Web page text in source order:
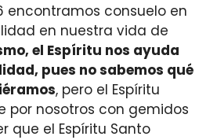
encontramos consuelo en
en nuestra vida de
el Espíritu nos ayuda
pues no sabemos qué
, pero el Espíritu
por nosotros con gemidos
que el Espíritu Santo